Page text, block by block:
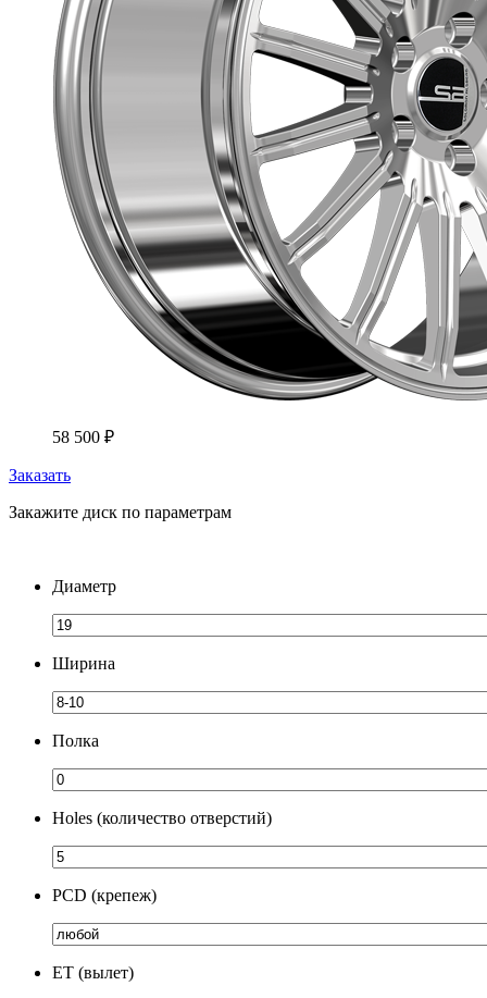
58 500 ₽
Заказать
Закажите диск по параметрам
Диаметр
Ширина
Полка
Holes (количество отверстий)
PCD (крепеж)
ЕТ (вылет)